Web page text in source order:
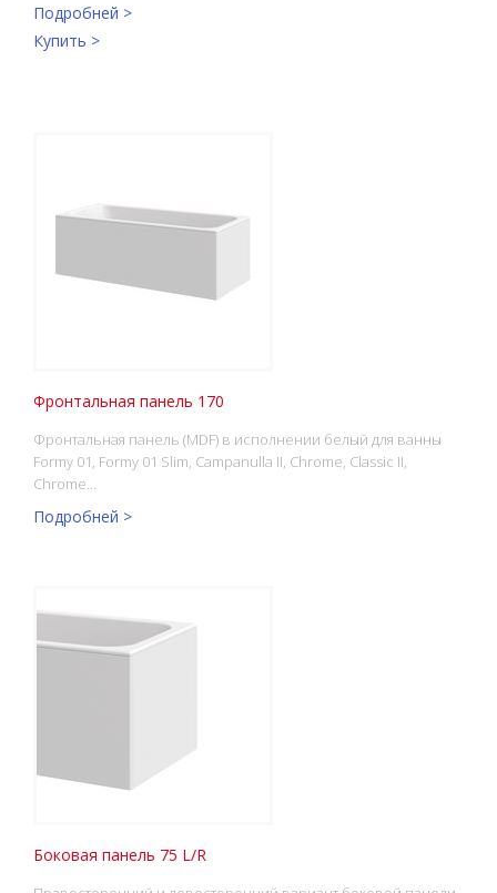
Подробней >
Купить >
Фронтальная панель 170
Фронтальная панель (MDF) в исполнении белый для ванны
Formy 01, Formy 01 Slim, Campanulla II, Chrome, Classic II,
Chrome…
Подробней >
Боковая панель 75 L/R